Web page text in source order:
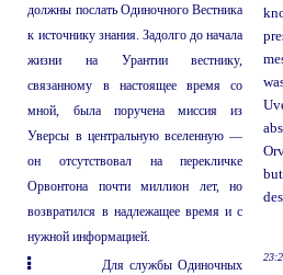
должны послать Одиночного Вестника
к источнику знания. Задолго до начала
жизни на Урантии вестнику,
связанному в настоящее время со
мной, была поручена миссия из
Уверсы в центральную вселенную —
он отсутствовал на перекличке
Орвонтона почти миллион лет, но
возвратился в надлежащее время и с
нужной информацией.
Для службы Одиночных